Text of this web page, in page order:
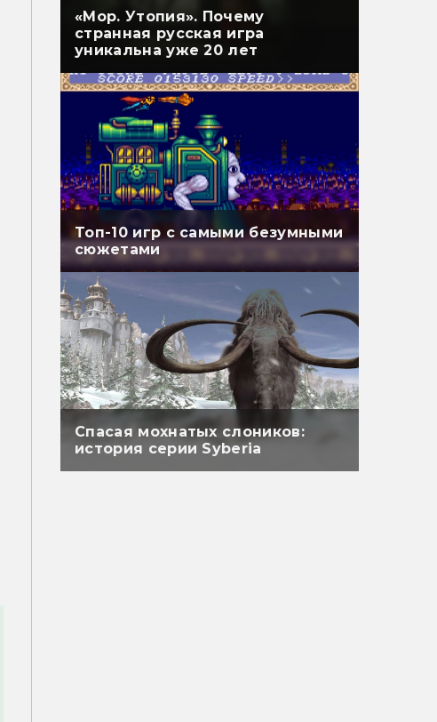
«Мор. Утопия». Почему
странная русская игра
уникальна уже 20 лет
Топ-10 игр с самыми безумными
сюжетами
Спасая мохнатых слоников:
история серии Syberia